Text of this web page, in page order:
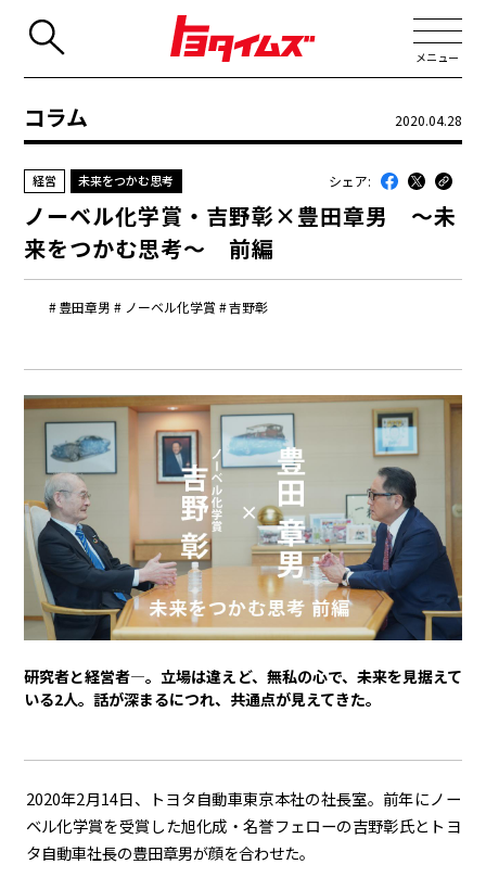
メニュー
最近のトヨタ
連載
コラム
トヨタイムズニュース
トヨタイムズビジネス
トヨタイムズスポーツ
トヨタイムズPodcast
SDGs
経営
スポーツ
クルマ
コラム 2020.04.28
豊田章男 ノーベル化学賞 吉野彰
経営 未来をつかむ思考 シェア:
ノーベル化学賞・吉野彰×豊田章男 ～未
来をつかむ思考～ 前編
研究者と経営者―。立場は違えど、無私の心で、未来を見据えて
いる2人。話が深まるにつれ、共通点が見えてきた。
2020年2月14日、トヨタ自動車東京本社の社長室。前年にノー
ベル化学賞を受賞した旭化成・名誉フェローの吉野彰氏とトヨ
タ自動車社長の豊田章男が顔を合わせた。